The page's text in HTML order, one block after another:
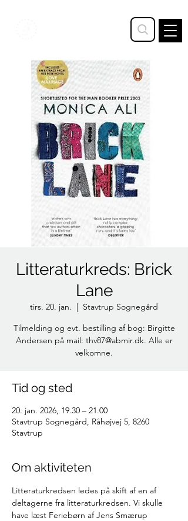
Litteraturkreds: Brick
Lane
tirs. 20. jan.
  |
Stavtrup Sognegård
Tilmelding og evt. bestilling af bog: Birgitte
Andersen på mail: thv87@abmir.dk. Alle er
velkomne.
Tid og sted
20. jan. 2026, 19.30 – 21.00
Stavtrup Sognegård, Råhøjvej 5, 8260
Stavtrup
Om aktiviteten
Litteraturkredsen ledes på skift af en af
deltagerne fra litteraturkredsen. Vi skulle
have læst Feriebørn af Jens Smærup